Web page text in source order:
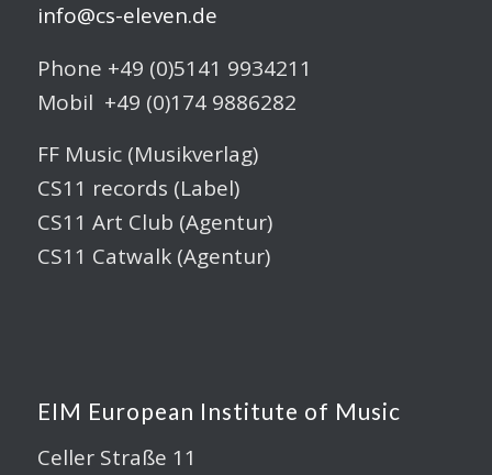
info@cs-eleven.de
Phone +49 (0)5141 9934211
Mobil +49 (0)174 9886282
FF Music (Musikverlag)
CS11 records (Label)
CS11 Art Club (Agentur)
CS11 Catwalk (Agentur)
EIM European Institute of Music
Celler Straße 11